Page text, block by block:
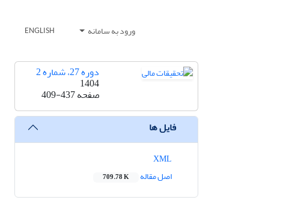
ورود به سامانه ENGLISH
دوره 27، شماره 2
1404
صفحه409-437
فایل ها
اصل مقاله
709.78 K